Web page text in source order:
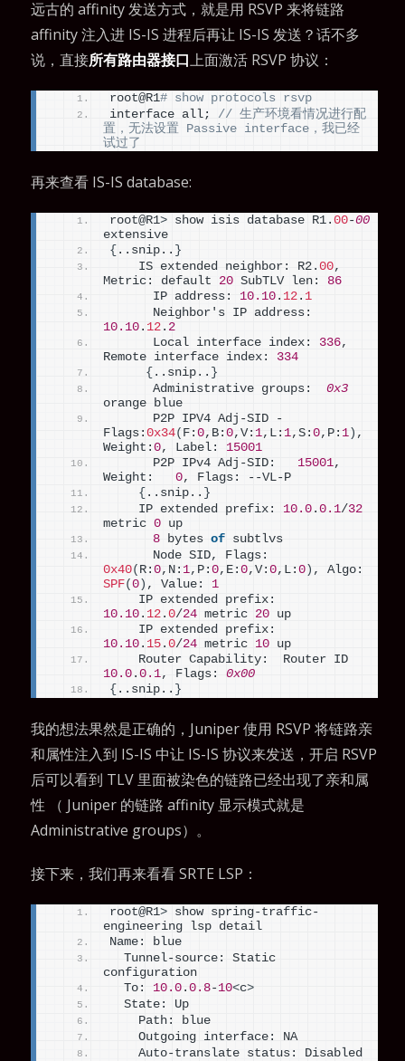
远古的 affinity 发送方式，就是用 RSVP 来将链路
affinity 注入进 IS-IS 进程后再让 IS-IS 发送？话不多
说，直接所有路由器接口上面激活 RSVP 协议：
root@R1# show protocols rsvp
interface all; // 生产环境看情况进行配
置，无法设置 Passive interface，我已经
试过了
再来查看 IS-IS database:
root@R1> show isis database R1.00-00
extensive
{ ..snip.. }
    IS extended neighbor: R2.
00,
Metric: default 20 SubTLV len: 86
      IP address:
10.10 . 12 . 1
10.10 . 12 . 2
      Local interface index:
336,
Remote interface index: 334
{ ..snip.. }
      Administrative groups:
0x3
orange blue
      P2P IPV4 Adj-SID -
Flags:0x34( F:0,B:0,V: 1,L: 1,S:0,P: 1 ) ,
Weight:0, Label: 15001
      P2P IPv4 Adj-SID:
15001,
Weight: 0, Flags: --VL-P
{ ..snip.. }
    IP extended prefix:
10.0 .0.1/32
metric 0 up
8 bytes of subtlvs
0x40( R:0,N: 1,P:0,E:0,V:0,L:0 )
SPF(0 ) , Value: 1
10.10 . 12 .0/24 metric 20 up
10.10 . 15 .0/24 metric 10 up
10.0 .0.1, Flags: 0x00
{ ..snip.. }
我的想法果然是正确的，Juniper 使用 RSVP 将链路亲
和属性注入到 IS-IS 中让 IS-IS 协议来发送，开启 RSVP
后可以看到 TLV 里面被染色的链路已经出现了亲和属
性 （ Juniper 的链路 affinity 显示模式就是
Administrative groups）。
接下来，我们再来看看 SRTE LSP：
root@R1> show spring-traffic-
engineering lsp detail
Name: blue
  Tunnel-source: Static
configuration
  To:
10.0 .0.8-10<c>
  State: Up
    Path: blue
    Outgoing interface: NA
    Auto-translate status: Disabled